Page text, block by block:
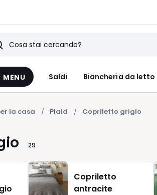
Menu
MENU Saldi Biancheria da letto
la casa Plaid Copriletto grigio
29
Copriletto
antracite